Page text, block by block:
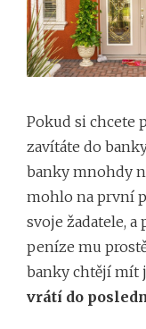
Pokud si chcete
zavítáte do
banky mnohdy
mohlo na první
svoje žadatele,
peníze mu
banky chtějí mít
vrátí do